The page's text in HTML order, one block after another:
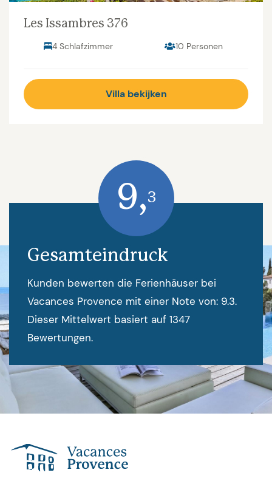
Les Issambres 376
4 Schlafzimmer 10 Personen
Villa bekijken
Gesamteindruck
Kunden bewerten die Ferienhäuser bei
Vacances Provence mit einer Note von: 9.3.
Dieser Mittelwert basiert auf 1347
Bewertungen.
9,3